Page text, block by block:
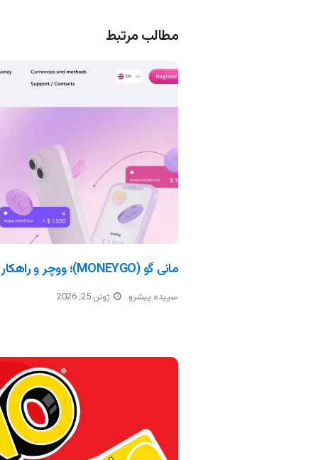
مطالب مرتبط
مانی گو (MONEYGO)؛ ووچر و راهکار پرداخت ارزی
سپیده پیشرو ژوئن 25, 2026